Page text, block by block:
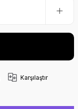
Karşılaştır